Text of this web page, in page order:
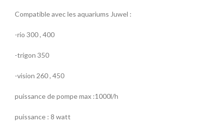
Compatible avec les aquariums Juwel :
-rio 300 , 400
-trigon 350
-vision 260 , 450
puissance de pompe max :1000l/h
puissance : 8 watt